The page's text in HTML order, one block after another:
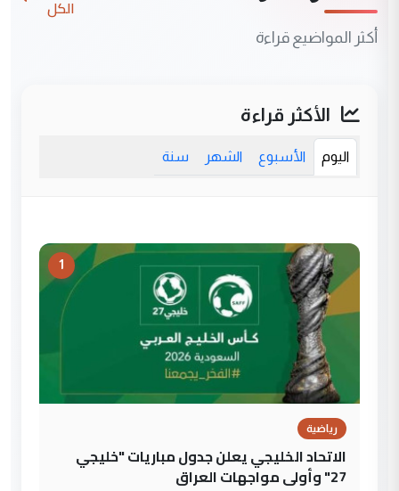
أكثر المواضيع قراءة
الكل
الأكثر قراءة
اليوم الأسبوع الشهر سنة
1
رياضية
الاتحاد الخليجي يعلن جدول مباريات "خليجي
27" وأولى مواجهات العراق